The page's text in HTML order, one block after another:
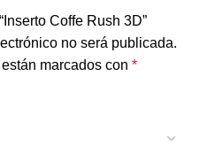
Coffe Rush 3D”
no será publicada.
marcados con *